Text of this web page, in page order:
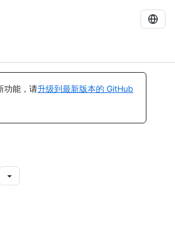
功能，请升级到最新版本的 GitHub